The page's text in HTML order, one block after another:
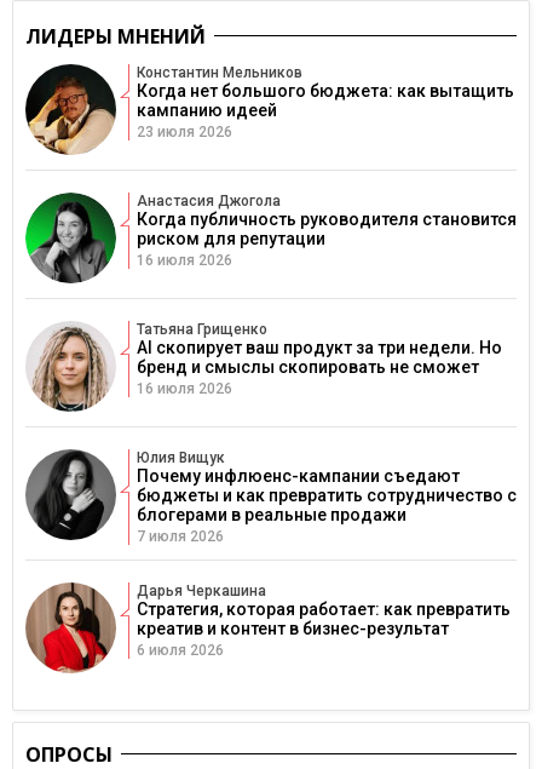
ЛИДЕРЫ МНЕНИЙ
Константин Мельников
Когда нет большого бюджета: как вытащить
кампанию идеей
23 июля 2026
Анастасия Джогола
Когда публичность руководителя становится
риском для репутации
16 июля 2026
Татьяна Грищенко
AI скопирует ваш продукт за три недели. Но
бренд и смыслы скопировать не сможет
16 июля 2026
Юлия Вищук
Почему инфлюенс-кампании съедают
бюджеты и как превратить сотрудничество с
блогерами в реальные продажи
7 июля 2026
Дарья Черкашина
Стратегия, которая работает: как превратить
креатив и контент в бизнес-результат
6 июля 2026
ОПРОСЫ